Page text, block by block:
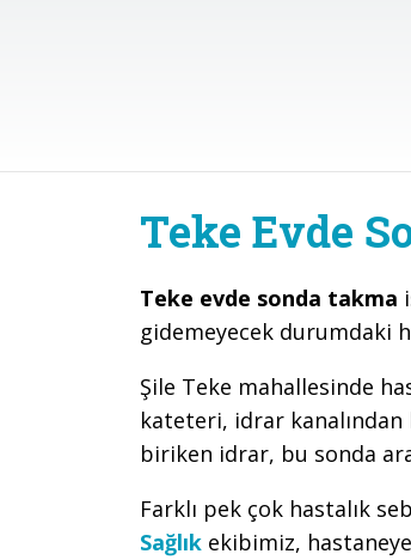
Teke Evde
Teke evde sonda takma
gidemeyecek durumdaki
Şile Teke mahallesinde
kateteri, idrar kanalından
biriken idrar, bu sonda
Farklı pek çok hastalık
Sağlık ekibimiz,